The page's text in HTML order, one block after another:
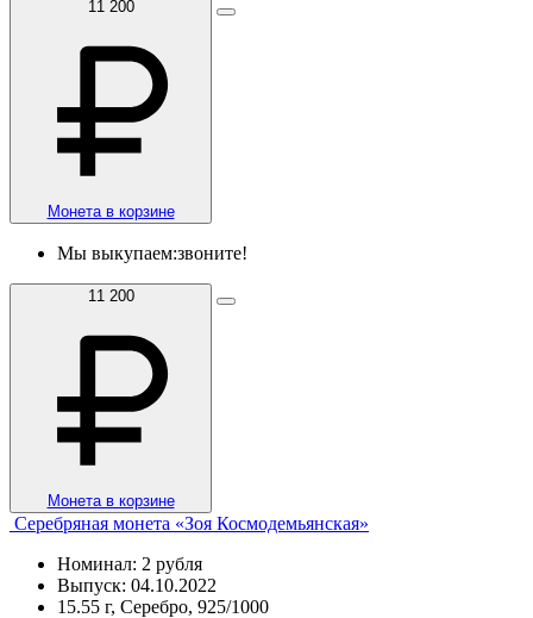
11 200
Монета в корзине
Мы выкупаем:звоните!
11 200
Монета в корзине
Серебряная монета «Зоя Космодемьянская»
Номинал: 2 рубля
Выпуск: 04.10.2022
15.55 г, Серебро, 925/1000